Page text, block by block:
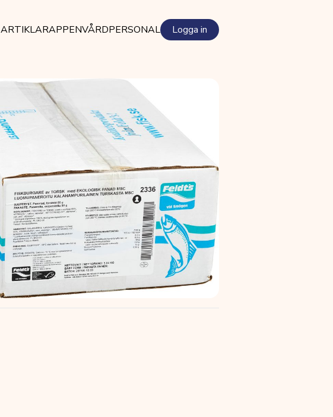
ARTIKLARAPPENVÅRDPERSONAL Logga in